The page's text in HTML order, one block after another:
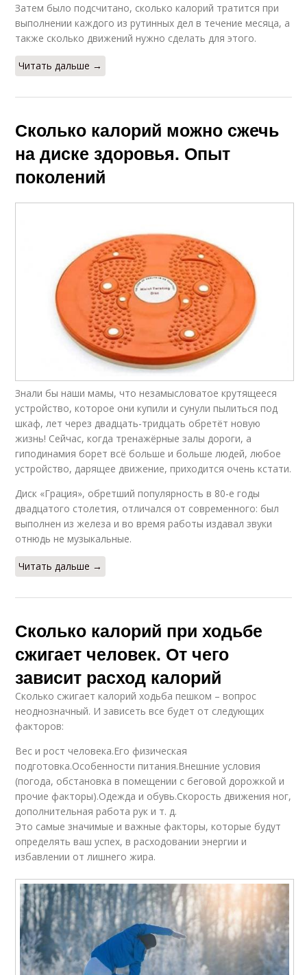
Затем было подсчитано, сколько калорий тратится при
выполнении каждого из рутинных дел в течение месяца, а
также сколько движений нужно сделать для этого.
Читать дальше →
Сколько калорий можно сжечь
на диске здоровья. Опыт
поколений
Знали бы наши мамы, что незамысловатое крутящееся
устройство, которое они купили и сунули пылиться под
шкаф, лет через двадцать-тридцать обретёт новую
жизнь! Сейчас, когда тренажёрные залы дороги, а
гиподинамия борет всё больше и больше людей, любое
устройство, дарящее движение, приходится очень кстати.
Диск «Грация», обретший популярность в 80-е годы
двадцатого столетия, отличался от современного: был
выполнен из железа и во время работы издавал звуки
отнюдь не музыкальные.
Читать дальше →
Сколько калорий при ходьбе
сжигает человек. От чего
зависит расход калорий
Сколько сжигает калорий ходьба пешком – вопрос
неоднозначный. И зависеть все будет от следующих
факторов:
Вес и рост человека.Его физическая
подготовка.Особенности питания.Внешние условия
(погода, обстановка в помещении с беговой дорожкой и
прочие факторы).Одежда и обувь.Скорость движения ног,
дополнительная работа рук и т. д.
Это самые значимые и важные факторы, которые будут
определять ваш успех, в расходовании энергии и
избавлении от лишнего жира.